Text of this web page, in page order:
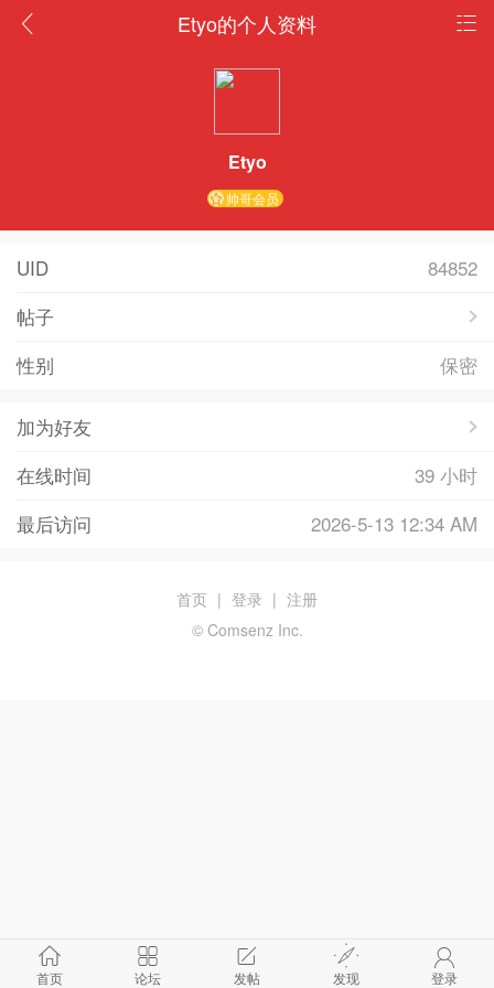
Etyo的个人资料
Etyo
帅哥会员
UID
84852
帖子
性别
保密
加为好友
在线时间
39 小时
最后访问
2026-5-13 12:34 AM
首页 论坛 发帖 发现 登录
首页 | 登录 | 注册
© Comsenz Inc.